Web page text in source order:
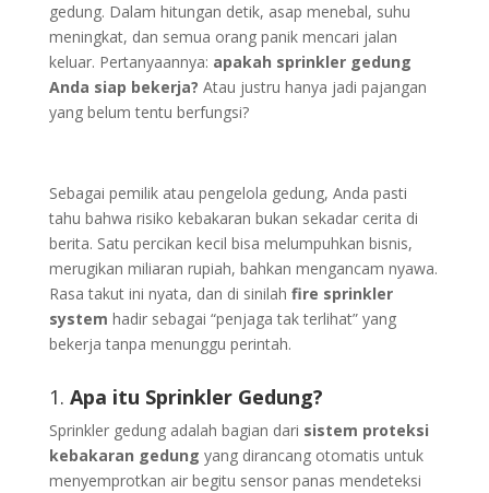
gedung. Dalam hitungan detik, asap menebal, suhu
meningkat, dan semua orang panik mencari jalan
keluar. Pertanyaannya: apakah sprinkler gedung
Anda siap bekerja? Atau justru hanya jadi pajangan
yang belum tentu berfungsi?
Sebagai pemilik atau pengelola gedung, Anda pasti
tahu bahwa risiko kebakaran bukan sekadar cerita di
berita. Satu percikan kecil bisa melumpuhkan bisnis,
merugikan miliaran rupiah, bahkan mengancam nyawa.
Rasa takut ini nyata, dan di sinilah fire sprinkler
system hadir sebagai “penjaga tak terlihat” yang
bekerja tanpa menunggu perintah.
1. Apa itu Sprinkler Gedung?
Sprinkler gedung adalah bagian dari sistem proteksi
kebakaran gedung yang dirancang otomatis untuk
menyemprotkan air begitu sensor panas mendeteksi